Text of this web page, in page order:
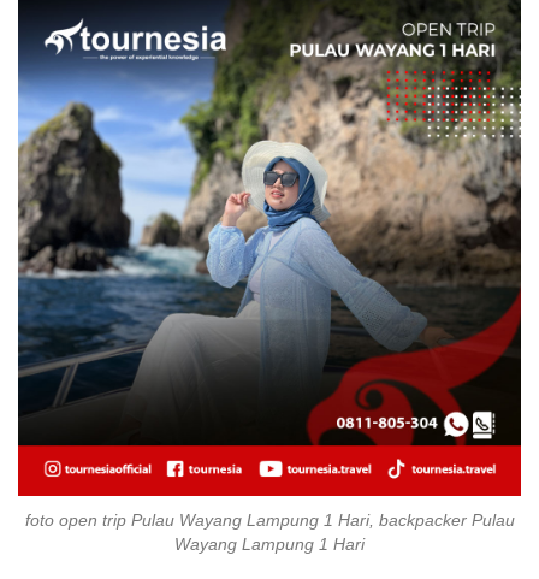
foto open trip Pulau Wayang Lampung 1 Hari, backpacker Pulau
Wayang Lampung 1 Hari